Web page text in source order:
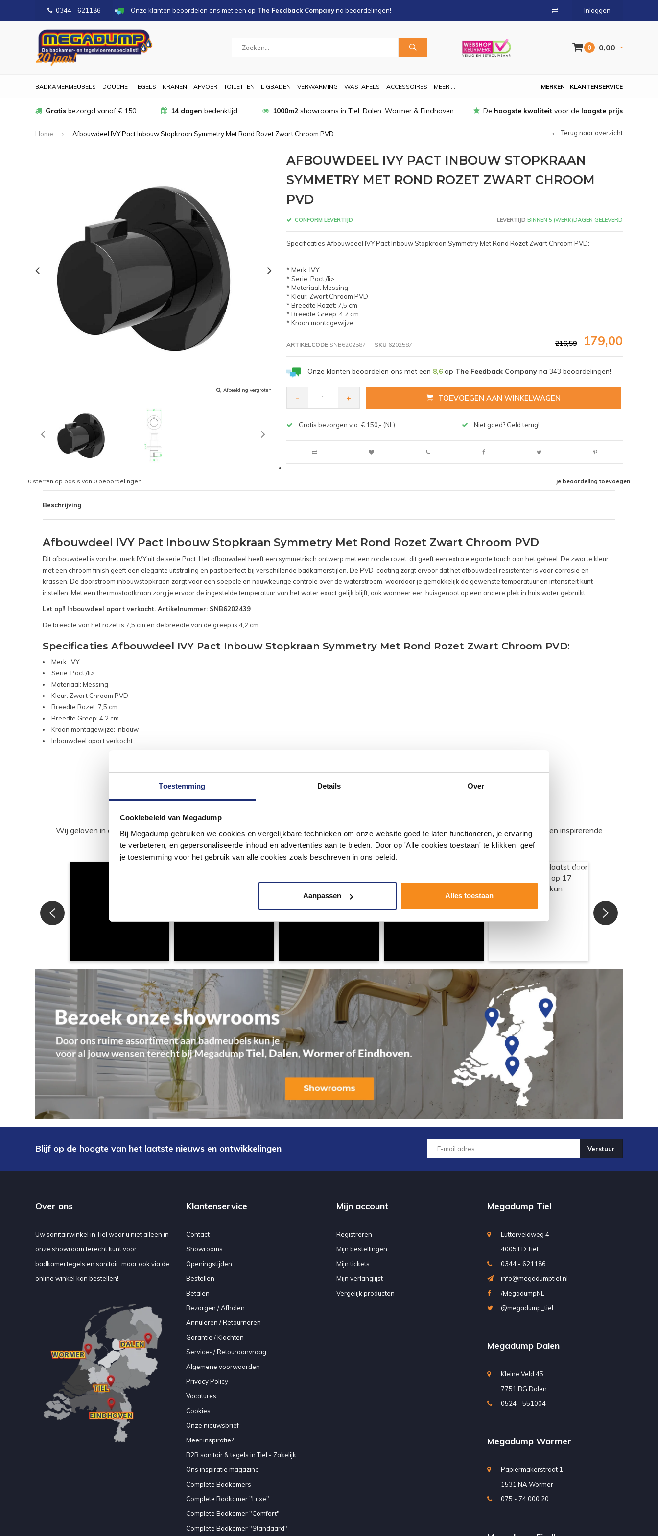
Toestemming Details Over
Cookiebeleid van Megadump
Bij Megadump gebruiken we cookies en vergelijkbare technieken om onze website goed te laten functioneren, je ervaring
te verbeteren, en gepersonaliseerde inhoud en advertenties aan te bieden. Door op 'Alle cookies toestaan' te klikken, geef
je toestemming voor het gebruik van alle cookies zoals beschreven in ons beleid.
Aanpassen Alles toestaan
0344 - 621186 Onze klanten beoordelen ons met een op The Feedback Companyna beoordelingen! Inloggen
0 0,00
BADKAMERMEUBELS DOUCHE TEGELS KRANEN AFVOER TOILETTEN LIGBADEN VERWARMING WASTAFELS ACCESSOIRES MEER.... KLANTENSERVICE
MERKEN
Gratis bezorgd vanaf € 150 14 dagen bedenktijd 1000m2showrooms in Tiel, Dalen, Wormer & Eindhoven De hoogste kwaliteit voor de laagste prijs
Home Afbouwdeel IVY Pact Inbouw Stopkraan Symmetry Met Rond Rozet Zwart Chroom PVD Terug naar overzicht
Afbeelding vergroten
AFBOUWDEEL IVY PACT INBOUW STOPKRAAN
SYMMETRY MET ROND ROZET ZWART CHROOM
PVD
CONFORM LEVERTIJD LEVERTIJD BINNEN 5 (WERK)DAGEN GELEVERD
Specificaties Afbouwdeel IVY Pact Inbouw Stopkraan Symmetry Met Rond Rozet Zwart Chroom PVD:
* Merk: IVY
* Serie: Pact /li>
* Materiaal: Messing
* Kleur: Zwart Chroom PVD
* Breedte Rozet: 7,5 cm
* Breedte Greep: 4,2 cm
* Kraan montagewijze
ARTIKELCODESNB6202587 SKU 6202587 216,59 179,00
Onze klanten beoordelen ons met een 8,6op The Feedback Companyna 343 beoordelingen!
- + TOEVOEGEN AAN WINKELWAGEN
Gratis bezorgen v.a. € 150,- (NL) Niet goed? Geld terug!
Je beoordeling toevoegen
0 sterren op basis van 0 beoordelingen
Beschrijving
Afbouwdeel IVY Pact Inbouw Stopkraan Symmetry Met Rond Rozet Zwart Chroom PVD
Dit afbouwdeel is van het merk IVY uit de serie Pact. Het afbouwdeel heeft een symmetrisch ontwerp met een ronde rozet, dit geeft een extra elegante touch aan het geheel. De zwarte kleur
met een chroom finish geeft een elegante uitstraling en past perfect bij verschillende badkamerstijlen. De PVD-coating zorgt ervoor dat het afbouwdeel resistenter is voor corrosie en
krassen. De doorstroom inbouwstopkraan zorgt voor een soepele en nauwkeurige controle over de waterstroom, waardoor je gemakkelijk de gewenste temperatuur en intensiteit kunt
instellen. Met een thermostaatkraan zorg je ervoor de ingestelde temperatuur van het water exact gelijk blijft, ook wanneer een huisgenoot op een andere plek in huis water gebruikt.
Let op!! Inbouwdeel apart verkocht. Artikelnummer: SNB6202439
De breedte van het rozet is 7,5 cm en de breedte van de greep is 4,2 cm.
Specificaties Afbouwdeel IVY Pact Inbouw Stopkraan Symmetry Met Rond Rozet Zwart Chroom PVD:
Merk: IVY
Serie: Pact /li>
Materiaal: Messing
Kleur: Zwart Chroom PVD
Breedte Rozet: 7,5 cm
Breedte Greep: 4,2 cm
Kraan montagewijze: Inbouw
Inbouwdeel apart verkocht
Wij geloven in de kracht van delen. Deel jouw badkamer op Instagram met #mijndroombadkamer en tag @megadumpnl. Samen bouwen we een inspirerende
omgeving vol met unieke badkamerstijlen. Doe je mee?
Blijf op de hoogte van het laatste nieuws en ontwikkelingen Verstuur
Over ons
Uw sanitairwinkel in Tiel waar u niet alleen in
onze showroom terecht kunt voor
badkamertegels en sanitair, maar ook via de
online winkel kan bestellen!
Klantenservice
Contact
Showrooms
Openingstijden
Bestellen
Betalen
Bezorgen / Afhalen
Annuleren / Retourneren
Garantie / Klachten
Service- / Retouraanvraag
Algemene voorwaarden
Privacy Policy
Vacatures
Cookies
Onze nieuwsbrief
Meer inspiratie?
B2B sanitair & tegels in Tiel - Zakelijk
Ons inspiratie magazine
Complete Badkamers
Complete Badkamer "Luxe"
Complete Badkamer "Comfort"
Complete Badkamer "Standaard"
Mijn account
Registreren
Mijn bestellingen
Mijn tickets
Mijn verlanglijst
Vergelijk producten
Megadump Tiel
Lutterveldweg 4
4005 LD Tiel
0344 - 621186
info@megadumptiel.nl
/MegadumpNL
@megadump_tiel
Megadump Dalen
Kleine Veld 45
7751 BG Dalen
0524 - 551004
Megadump Wormer
Papiermakerstraat 1
1531 NA Wormer
075 - 74 000 20